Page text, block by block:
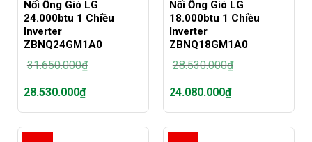
Nối Ống Gió LG
24.000btu 1 Chiều
Inverter
ZBNQ24GM1A0
31.650.000₫
gốc
là:
28.530.000₫
Giá
hiện
Nối Ống Gió LG
18.000btu 1 Chiều
Inverter
ZBNQ18GM1A0
28.530.000₫
gốc
là:
24.080.000₫
Giá
hiện